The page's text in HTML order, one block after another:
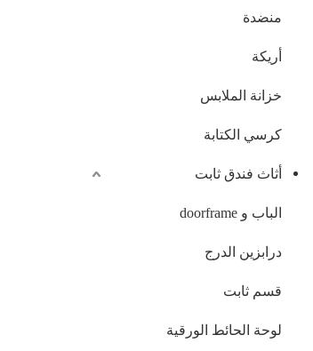
منضدة
أريكة
خزانة الملابس
كرسي الكتابة
أثاث فندق ثابت
الباب و doorframe
درابزين الدرج
قسم ثابت
لوحة الحائط الورقية